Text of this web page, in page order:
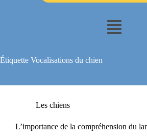
Étiquette Vocalisations du chien
Les chiens
L’importance de la compréhension du